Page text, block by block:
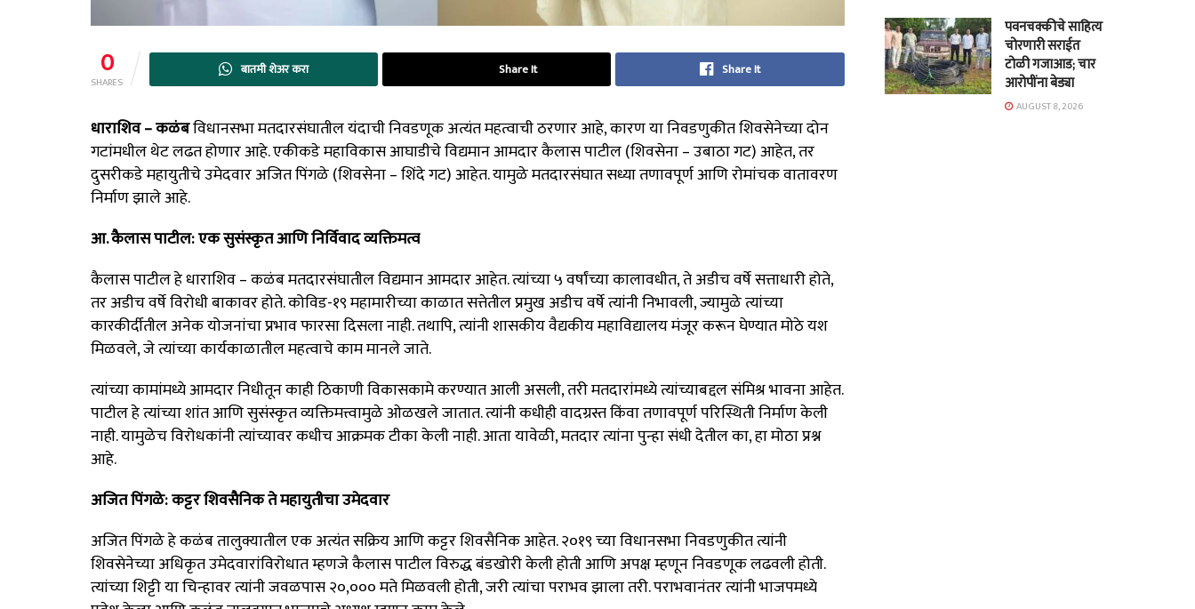
0
SHARES
बातमी शेअर करा Share It Share It
धाराशिव – कळंबविधानसभा मतदारसंघातील यंदाची निवडणूक अत्यंत महत्वाची ठरणार आहे, कारण या निवडणुकीत शिवसेनेच्या दोन
गटांमधील थेट लढत होणार आहे. एकीकडे महाविकास आघाडीचे विद्यमान आमदार कैलास पाटील (शिवसेना – उबाठा गट) आहेत, तर
दुसरीकडे महायुतीचे उमेदवार अजित पिंगळे (शिवसेना – शिंदे गट) आहेत. यामुळे मतदारसंघात सध्या तणावपूर्ण आणि रोमांचक वातावरण
निर्माण झाले आहे.
आ. कैलास पाटील: एक सुसंस्कृत आणि निर्विवाद व्यक्तिमत्व
कैलास पाटील हे धाराशिव – कळंब मतदारसंघातील विद्यमान आमदार आहेत. त्यांच्या ५ वर्षांच्या कालावधीत, ते अडीच वर्षे सत्ताधारी होते,
तर अडीच वर्षे विरोधी बाकावर होते. कोविड-१९ महामारीच्या काळात सत्तेतील प्रमुख अडीच वर्षे त्यांनी निभावली, ज्यामुळे त्यांच्या
कारकीर्दीतील अनेक योजनांचा प्रभाव फारसा दिसला नाही. तथापि, त्यांनी शासकीय वैद्यकीय महाविद्यालय मंजूर करून घेण्यात मोठे यश
मिळवले, जे त्यांच्या कार्यकाळातील महत्वाचे काम मानले जाते.
त्यांच्या कामांमध्ये आमदार निधीतून काही ठिकाणी विकासकामे करण्यात आली असली, तरी मतदारांमध्ये त्यांच्याबद्दल संमिश्र भावना आहेत.
पाटील हे त्यांच्या शांत आणि सुसंस्कृत व्यक्तिमत्त्वामुळे ओळखले जातात. त्यांनी कधीही वादग्रस्त किंवा तणावपूर्ण परिस्थिती निर्माण केली
नाही. यामुळेच विरोधकांनी त्यांच्यावर कधीच आक्रमक टीका केली नाही. आता यावेळी, मतदार त्यांना पुन्हा संधी देतील का, हा मोठा प्रश्न
आहे.
अजित पिंगळे: कट्टर शिवसैनिक ते महायुतीचा उमेदवार
अजित पिंगळे हे कळंब तालुक्यातील एक अत्यंत सक्रिय आणि कट्टर शिवसैनिक आहेत. २०१९ च्या विधानसभा निवडणुकीत त्यांनी
शिवसेनेच्या अधिकृत उमेदवारांविरोधात म्हणजे कैलास पाटील विरुद्ध बंडखोरी केली होती आणि अपक्ष म्हणून निवडणूक लढवली होती.
त्यांच्या शिट्टी या चिन्हावर त्यांनी जवळपास २०,००० मते मिळवली होती, जरी त्यांचा पराभव झाला तरी. पराभवानंतर त्यांनी भाजपमध्ये
पवनचक्कीचे साहित्य
चोरणारी सराईत
टोळी गजाआड; चार
आरोपींना बेड्या
AUGUST 8, 2026